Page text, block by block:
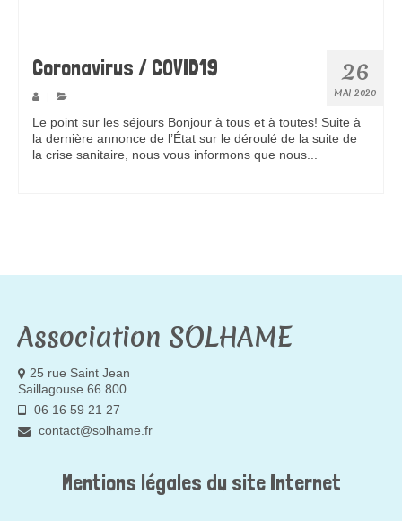
26
MAI 2020
Coronavirus / COVID19
|
Le point sur les séjours Bonjour à tous et à toutes! Suite à
la dernière annonce de l’État sur le déroulé de la suite de
la crise sanitaire, nous vous informons que nous...
Association SOLHAME
25 rue Saint Jean
Saillagouse 66 800
06 16 59 21 27
contact@solhame.fr
Mentions légales du site Internet